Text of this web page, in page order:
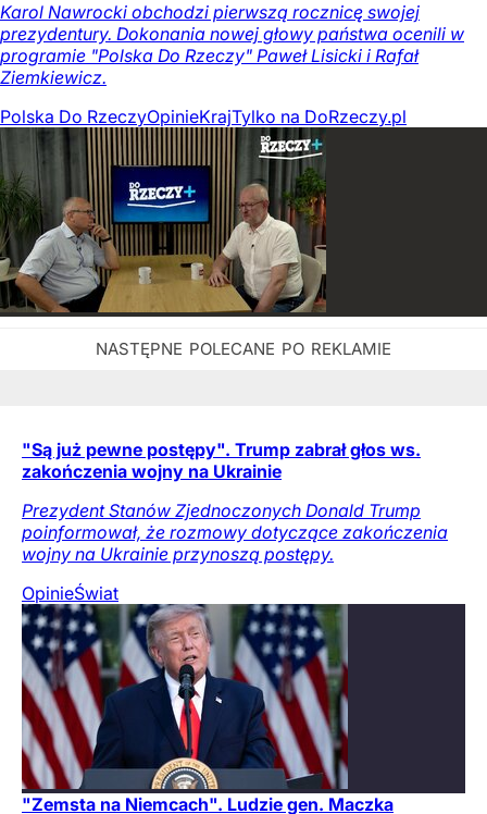
Karol Nawrocki obchodzi pierwszą rocznicę swojej
prezydentury. Dokonania nowej głowy państwa ocenili w
programie "Polska Do Rzeczy" Paweł Lisicki i Rafał
Ziemkiewicz.
Polska Do RzeczyOpinieKrajTylko na DoRzeczy.pl
"Są już pewne postępy". Trump zabrał głos ws.
zakończenia wojny na Ukrainie
Prezydent Stanów Zjednoczonych Donald Trump
poinformował, że rozmowy dotyczące zakończenia
wojny na Ukrainie przynoszą postępy.
OpinieŚwiat
"Zemsta na Niemcach". Ludzie gen. Maczka